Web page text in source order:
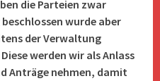
die Parteien zwar
wurde aber
der Verwaltung
werden wir als Anlass
Anträge nehmen, damit